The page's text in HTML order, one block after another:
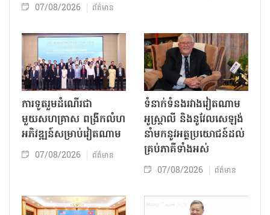
07/08/2026 ព័ត៌មាន
ការទូតរួមដំណើរជា
មួយសហគ្រាស ពង្រីកលំហ
អភិវឌ្ឍន៍សម្រាប់វៀតណាម
07/08/2026 ព័ត៌មាន
ទំនាក់ទំនងរវាងវៀតណាម
អូស្ត្រាលី និងនូវែលសេឡង់
នាំមកនូវអត្ថប្រយោជន៍ដល់
គ្រប់ភាគីទាំងអស់
07/08/2026 ព័ត៌មាន